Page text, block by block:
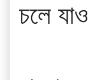
চলে